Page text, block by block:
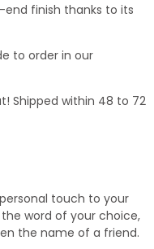
end finish thanks to its
to order in our
Shipped within 48 to 72
touch to your
word of your choice,
the name of a friend.